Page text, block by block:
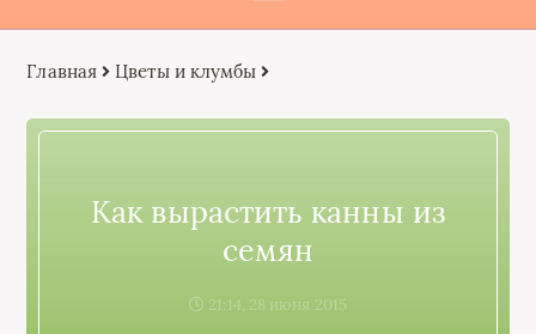
Главная Цветы и клумбы
Как вырастить канны из
семян
21:14, 28 июня 2015